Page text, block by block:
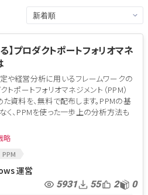
】プロダクトポートフォリオマネ
や経営分析に用いるフレームワークの
トポートフォリオマネジメント（PPM）
た資料を、無料で配布します。PPMの基
く、PPMを使った一歩上の分析方法も
略
PPM
フォリオマネジメント
経営戦略
事業戦略
運営
5931 55 2 0